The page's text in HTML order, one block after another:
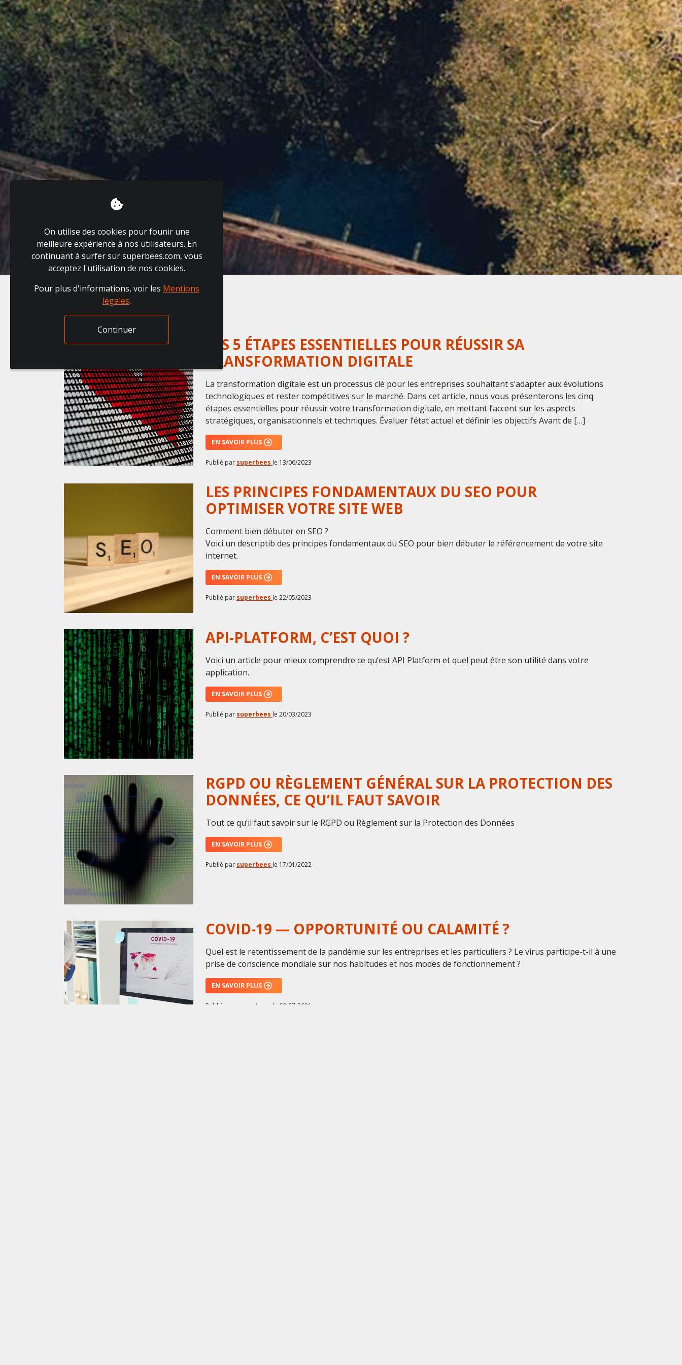
LES 5 ÉTAPES ESSENTIELLES POUR RÉUSSIR SA
TRANSFORMATION DIGITALE
La transformation digitale est un processus clé pour les entreprises souhaitant s’adapter aux évolutions
technologiques et rester compétitives sur le marché. Dans cet article, nous vous présenterons les cinq
étapes essentielles pour réussir votre transformation digitale, en mettant l’accent sur les aspects
stratégiques, organisationnels et techniques. Évaluer l’état actuel et définir les objectifs Avant de […]
EN SAVOIR PLUS
Publié par superbees le 13/06/2023
LES PRINCIPES FONDAMENTAUX DU SEO POUR
OPTIMISER VOTRE SITE WEB
Comment bien débuter en SEO ?
Voici un descriptib des principes fondamentaux du SEO pour bien débuter le référencement de votre site
internet.
EN SAVOIR PLUS
Publié par superbees le 22/05/2023
API-PLATFORM, C’EST QUOI ?
Voici un article pour mieux comprendre ce qu’est API Platform et quel peut être son utilité dans votre
application.
EN SAVOIR PLUS
Publié par superbees le 20/03/2023
RGPD OU RÈGLEMENT GÉNÉRAL SUR LA PROTECTION DES
DONNÉES, CE QU’IL FAUT SAVOIR
Tout ce qu’il faut savoir sur le RGPD ou Règlement sur la Protection des Données
EN SAVOIR PLUS
Publié par superbees le 17/01/2022
COVID-19 — OPPORTUNITÉ OU CALAMITÉ ?
Quel est le retentissement de la pandémie sur les entreprises et les particuliers ? Le virus participe-t-il à une
prise de conscience mondiale sur nos habitudes et nos modes de fonctionnement ?
EN SAVOIR PLUS
Publié par superbees le 09/07/2021
On utilise des cookies pour founir une
meilleure expérience à nos utilisateurs. En
continuant à surfer sur superbees.com, vous
acceptez l'utilisation de nos cookies.
Pour plus d'informations, voir les Mentions
légales.
Continuer